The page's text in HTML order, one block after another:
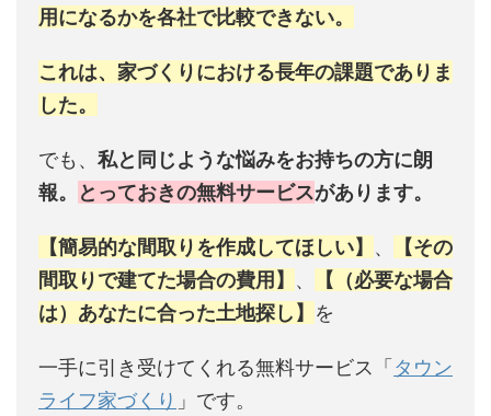
用になるかを各社で比較できない。
これは、家づくりにおける長年の課題でありま
した。
でも、 私と同じような悩みをお持ちの方に朗
報。
とっておきの無料サービスがあります。
【簡易的な間取りを作成してほしい】 、
【その
間取りで建てた場合の費用】 、
【（必要な場合
は）あなたに合った土地探し】 を
一手に引き受けてくれる無料サービス「 タウン
ライフ家づくり 」です。